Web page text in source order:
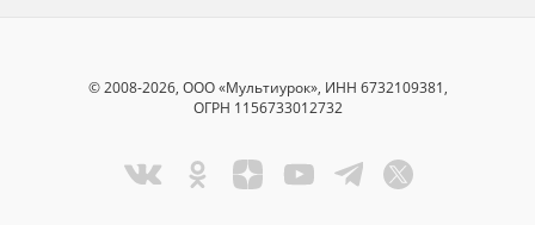
© 2008-2026, ООО «Мультиурок», ИНН 6732109381,
ОГРН 1156733012732